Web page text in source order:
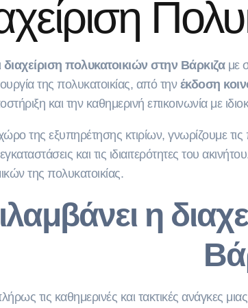
διαχείριση πολυκατοικιών στην Βάρκιζα με
της πολυκατοικίας, από την έκδοση
και την καθημερινή επικοινωνία με
της εξυπηρέτησης κτιρίων, γνωρίζουμε
και τις ιδιαιτερότητες του
της πολυκατοικίας.
η
τις καθημερινές και τακτικές ανάγκες